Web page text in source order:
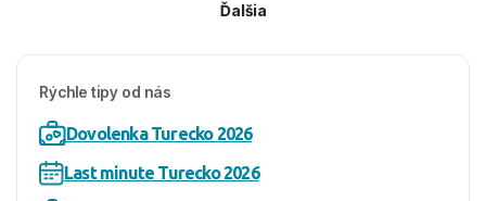
Ďalšia
Rýchle tipy od nás
Dovolenka Turecko 2026
Last minute Turecko 2026